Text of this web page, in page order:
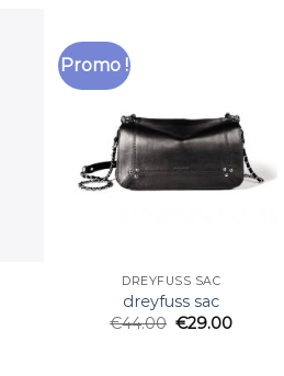
Promo !
DREYFUSS SAC
dreyfuss sac
€44.00 €29.00